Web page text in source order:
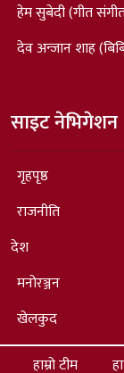
हेम सुबेदी (गीत
देव अन्जान शाह
साइट नेभिगेशन
गृहपृष्ठ
राजनीति
देश
मनोरञ्जन
खेलकुद
हाम्रो टीम